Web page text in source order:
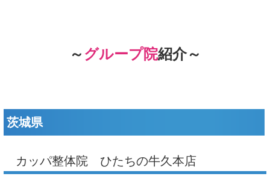
～ グループ院紹介～
茨城県
カッパ整体院 ひたちの牛久本店